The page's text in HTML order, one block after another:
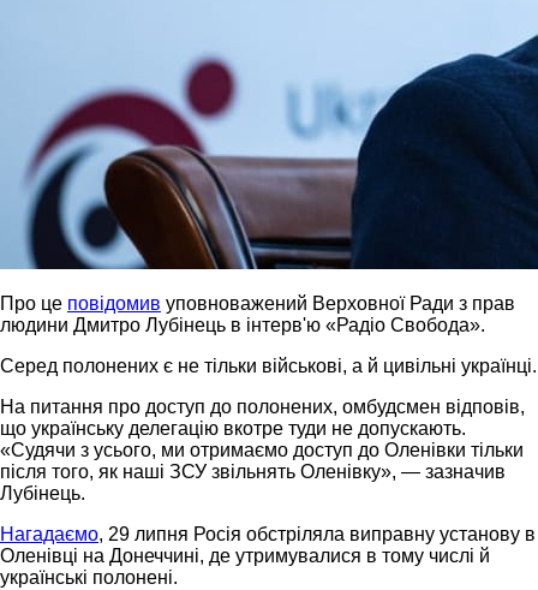
Про це повідомив уповноважений Верховної Ради з прав
людини Дмитро Лубінець в інтерв'ю «Радіо Свобода».
Серед полонених є не тільки військові, а й цивільні українці.
На питання про доступ до полонених, омбудсмен відповів,
що українську делегацію вкотре туди не допускають.
«Судячи з усього, ми отримаємо доступ до Оленівки тільки
після того, як наші ЗСУ звільнять Оленівку», — зазначив
Лубінець.
Нагадаємо, 29 липня Росія обстріляла виправну установу в
Оленівці на Донеччині, де утримувалися в тому числі й
українські полонені.